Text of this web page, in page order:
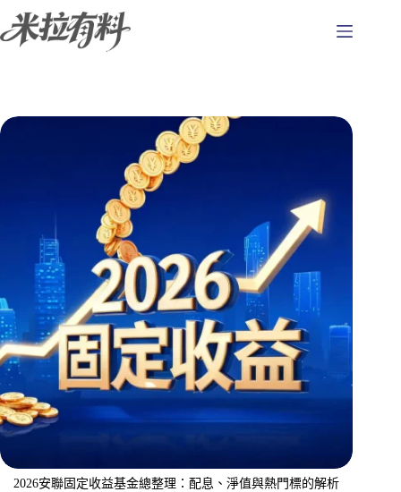
至
容
2026安聯固定收益基金總整理：配息、淨值與熱門標的解析